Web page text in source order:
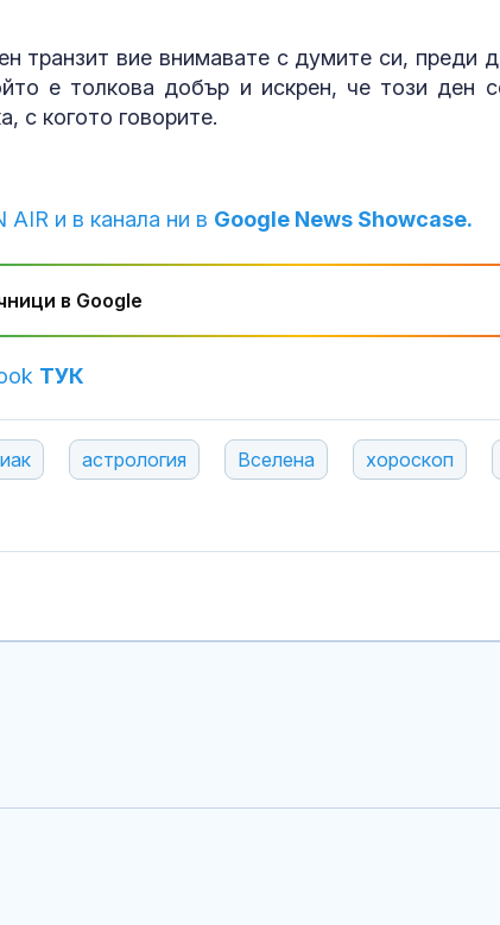
транзит вие внимавате с думите си, преди
е толкова добър и искрен, че този ден
с когото говорите.
и в канала ни в Google News Showcase.
в Google
ТУК
астрология Вселена хороскоп